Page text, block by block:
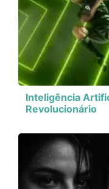
Inteligência
Revolucionário